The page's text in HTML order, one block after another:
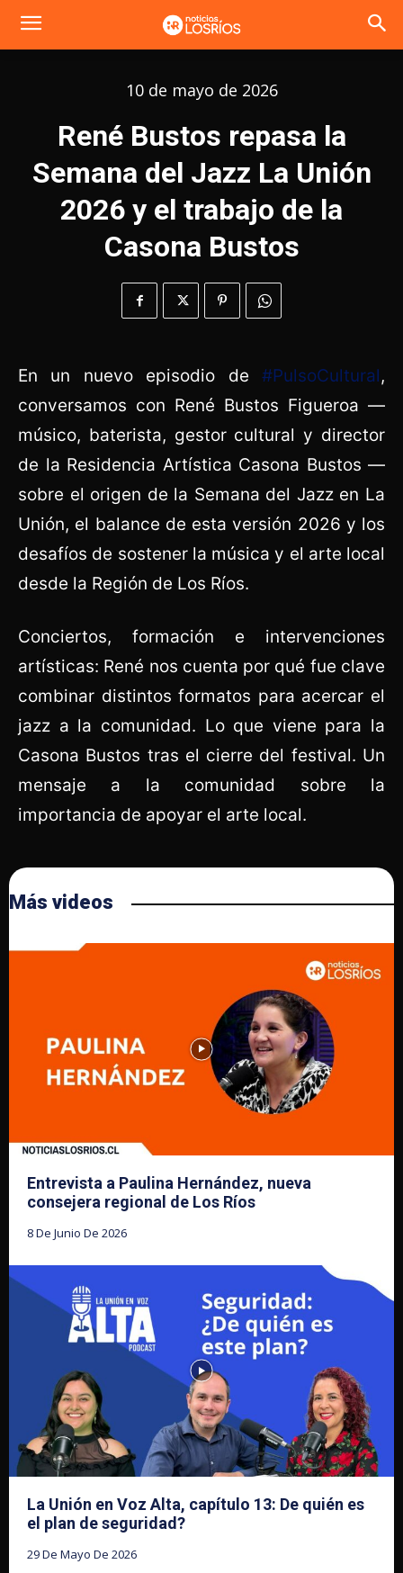
10 de mayo de 2026
René Bustos repasa la
Semana del Jazz La Unión
2026 y el trabajo de la
Casona Bustos
En un nuevo episodio de #PulsoCultural,
conversamos con René Bustos Figueroa —
músico, baterista, gestor cultural y director
de la Residencia Artística Casona Bustos —
sobre el origen de la Semana del Jazz en La
Unión, el balance de esta versión 2026 y los
desafíos de sostener la música y el arte local
desde la Región de Los Ríos.
Conciertos, formación e intervenciones
artísticas: René nos cuenta por qué fue clave
combinar distintos formatos para acercar el
jazz a la comunidad. Lo que viene para la
Casona Bustos tras el cierre del festival. Un
mensaje a la comunidad sobre la
importancia de apoyar el arte local.
Más videos
Entrevista a Paulina Hernández, nueva
consejera regional de Los Ríos
8 De Junio De 2026
La Unión en Voz Alta, capítulo 13: De quién es
el plan de seguridad?
29 De Mayo De 2026